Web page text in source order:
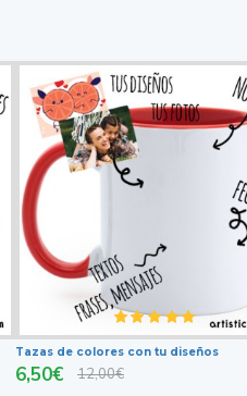
Tazas de colores con tu diseños
6,50€ 12,00€